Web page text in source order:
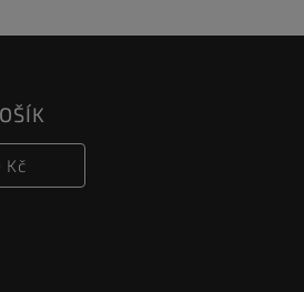
Kč